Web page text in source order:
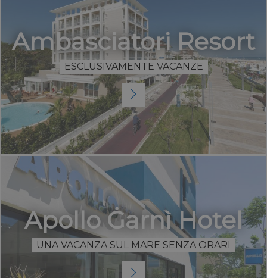
Ambasciatori Resort
ESCLUSIVAMENTE VACANZE
Apollo Ġarnì Hotel
UNA VACANZA SUL MARE SENZA ORARI
sito in base
esigenze degli